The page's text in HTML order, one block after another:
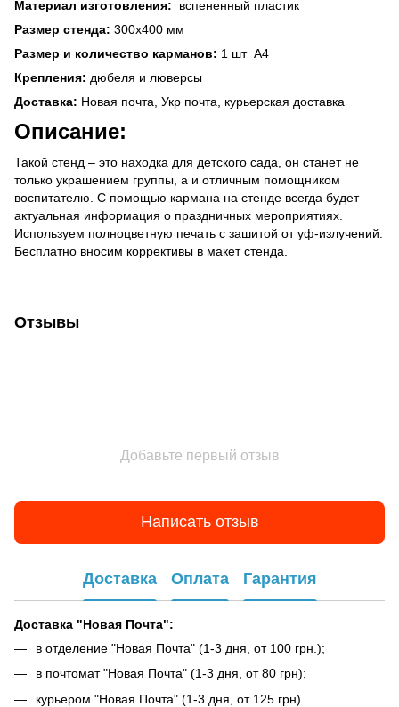
Материал изготовления: вспененный пластик
Размер стенда: 300х400 мм
Размер и количество карманов: 1 шт А4
Крепления: дюбеля и люверсы
Доставка: Новая почта, Укр почта, курьерская доставка
Описание:
Такой стенд – это находка для детского сада, он станет не
только украшением группы, а и отличным помощником
воспитателю. С помощью кармана на стенде всегда будет
актуальная информация о праздничных мероприятиях.
Используем полноцветную печать с зашитой от уф-излучений.
Бесплатно вносим коррективы в макет стенда.
Отзывы
Добавьте первый отзыв
Написать отзыв
Доставка Оплата Гарантия
Доставка "Новая Почта":
в отделение "Новая Почта" (1-3 дня, от 100 грн.);
в почтомат "Новая Почта" (1-3 дня, от 80 грн);
курьером "Новая Почта" (1-3 дня, от 125 грн).